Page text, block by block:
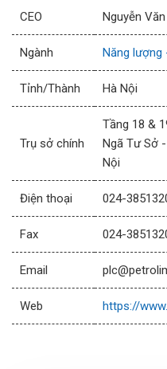
CEO Nguyễn
Ngành Năng lượng
Tỉnh/Thành Hà Nội
Trụ sở chính
Tầng 18 &
Ngã Tư Sở
Nội
Điện thoại 024-
Fax 024-
Email
Web https://